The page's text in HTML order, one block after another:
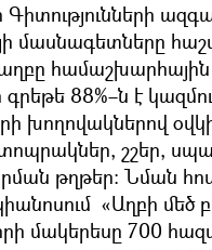
մասնագետները
համաշխարհային
88%–ն է
խողովակներով
շշեր,
թղթեր։ Նման
«Աղբի մեծ
մակերեսը 700